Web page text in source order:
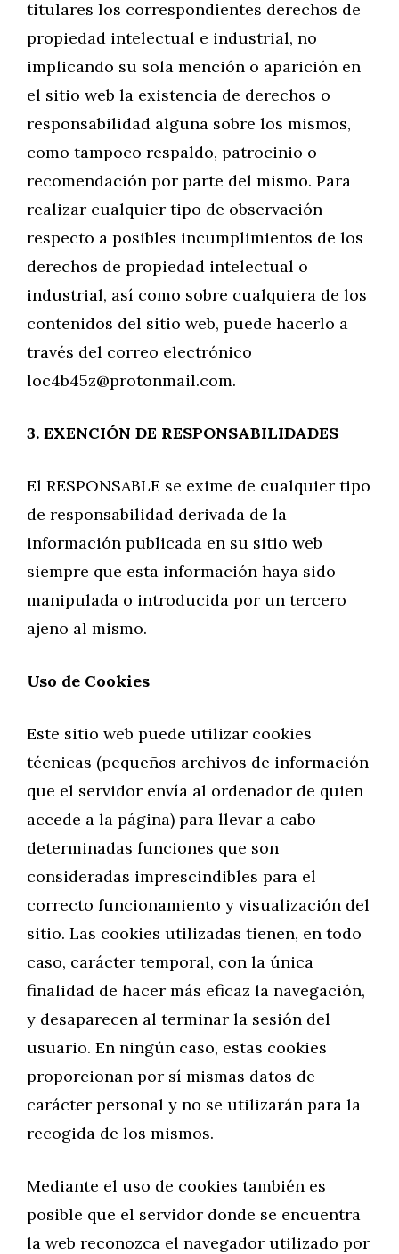
titulares los correspondientes derechos de
propiedad intelectual e industrial, no
implicando su sola mención o aparición en
el sitio web la existencia de derechos o
responsabilidad alguna sobre los mismos,
como tampoco respaldo, patrocinio o
recomendación por parte del mismo. Para
realizar cualquier tipo de observación
respecto a posibles incumplimientos de los
derechos de propiedad intelectual o
industrial, así como sobre cualquiera de los
contenidos del sitio web, puede hacerlo a
través del correo electrónico
loc4b45z@protonmail.com.
3. EXENCIÓN DE RESPONSABILIDADES
El RESPONSABLE se exime de cualquier tipo
de responsabilidad derivada de la
información publicada en su sitio web
siempre que esta información haya sido
manipulada o introducida por un tercero
ajeno al mismo.
Uso de Cookies
Este sitio web puede utilizar cookies
técnicas (pequeños archivos de información
que el servidor envía al ordenador de quien
accede a la página) para llevar a cabo
determinadas funciones que son
consideradas imprescindibles para el
correcto funcionamiento y visualización del
sitio. Las cookies utilizadas tienen, en todo
caso, carácter temporal, con la única
finalidad de hacer más eficaz la navegación,
y desaparecen al terminar la sesión del
usuario. En ningún caso, estas cookies
proporcionan por sí mismas datos de
carácter personal y no se utilizarán para la
recogida de los mismos.
Mediante el uso de cookies también es
posible que el servidor donde se encuentra
la web reconozca el navegador utilizado por